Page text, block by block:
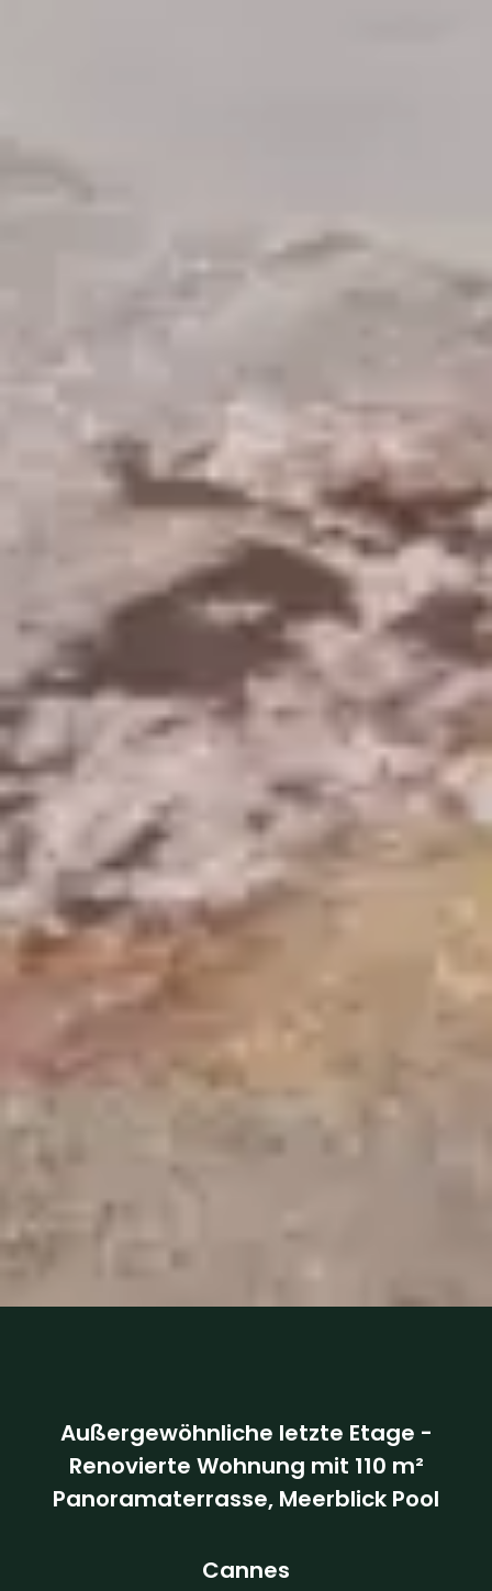
Außergewöhnliche letzte Etage -
Renovierte Wohnung mit 110 m²
Panoramaterrasse, Meerblick Pool
Cannes